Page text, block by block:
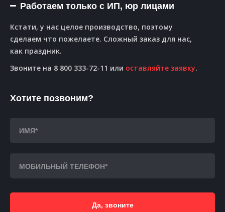
Работаем только с ИП, юр лицами
Кстати, у нас целое производство, поэтому
сделаем что пожелаете. Сложный заказ для нас,
как праздник.
Звоните на 8 800 333-72-11 или оставляйте заявку.
Хотите позвоним?
Да, звоните